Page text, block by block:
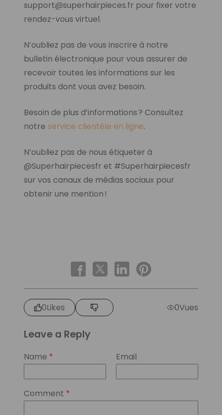
support@superhairpieces.fr pour fixer votre
rendez-vous virtuel.
N’oubliez pas de vous inscrire à notre
bulletin électronique pour vous assurer de
recevoir toutes les informations sur les
produits dont vous avez besoin.
Besoin de plus d’informations ? Consultez
notre service clientèle en ligne.
N’oubliez pas de nous étiqueter à
@Superhairpiecesfr et #Superhairpiecesfr
sur vos canaux de médias sociaux pour
obtenir une mention !
0Likes 0Vues
Leave a Reply
Name * Email
Comment *